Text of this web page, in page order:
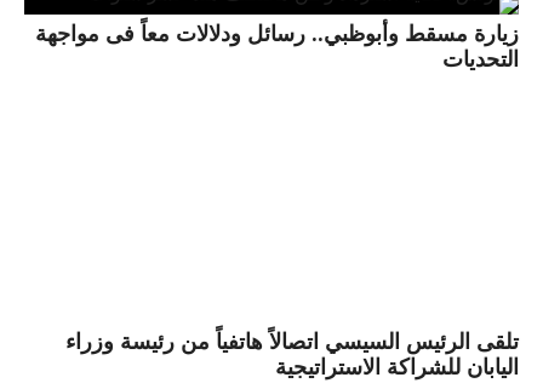
زيارة مسقط وأبوظبي.. رسائل ودلالات معاً فى مواجهة
التحديات
تلقى الرئيس السيسي اتصالاً هاتفياً من رئيسة وزراء
اليابان للشراكة الاستراتيجية